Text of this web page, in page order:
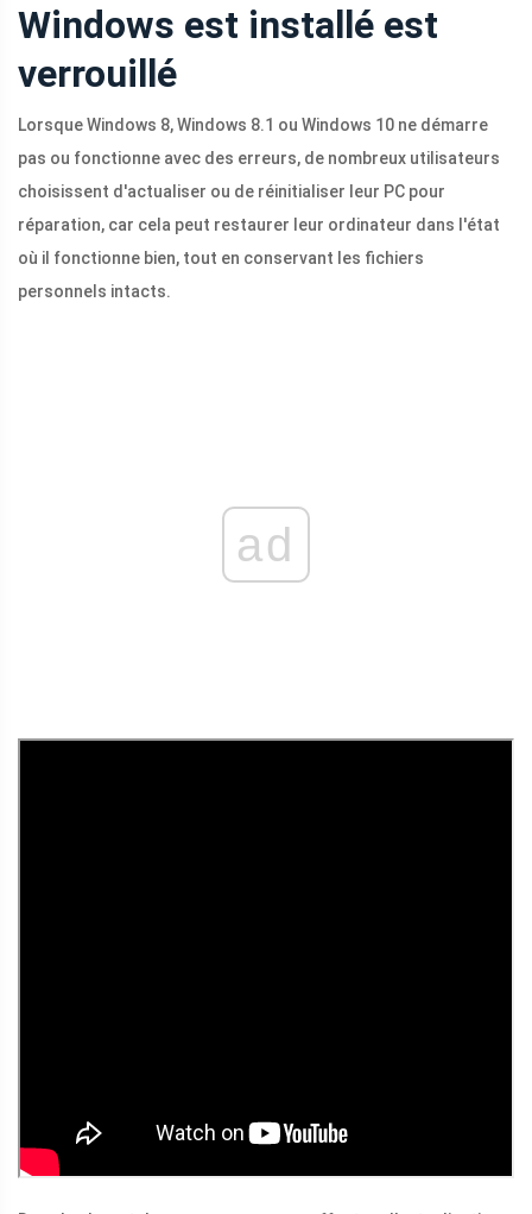
Windows est installé est
verrouillé
Lorsque Windows 8, Windows 8.1 ou Windows 10 ne démarre
pas ou fonctionne avec des erreurs, de nombreux utilisateurs
choisissent d'actualiser ou de réinitialiser leur PC pour
réparation, car cela peut restaurer leur ordinateur dans l'état
où il fonctionne bien, tout en conservant les fichiers
personnels intacts.
ad